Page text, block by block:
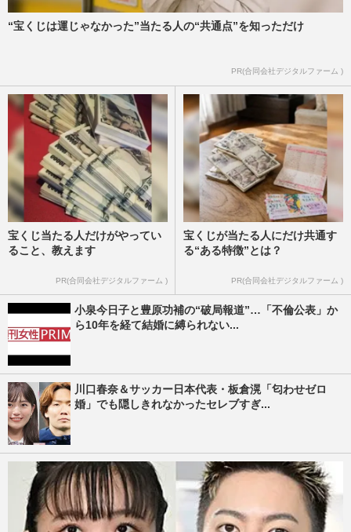
“宝くじは運じゃなかった”当たる人の“共通点”を知っただけ
PR(合同会社デジタルファーム )
宝くじ当たる人だけがやってい
ること、教えます
PR(合同会社デジタルファーム )
宝くじが当たる人にだけ共通す
る“ある特徴”とは？
PR(合同会社デジタルファーム )
小泉今日子と豊原功補の“破局報道”…「不倫公表」か
ら10年を経て結婚に縛られない...
川口春奈＆サッカー日本代表・板倉滉「匂わせゼロ
婚」でも隠しきれなかったセレブすぎ...